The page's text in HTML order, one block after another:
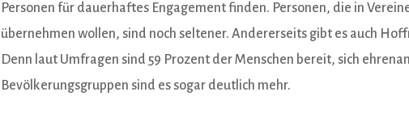
Personen für dauerhaftes Engagement finden. Personen, die in
übernehmen wollen, sind noch seltener. Andererseits gibt es auch
Denn laut Umfragen sind 59 Prozent der Menschen bereit, sich
Bevölkerungsgruppen sind es sogar deutlich mehr.